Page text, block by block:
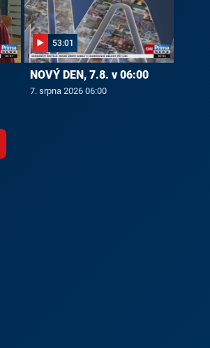
53:01
NOVÝ DEN, 7.8. v 06:00
7. srpna 2026 06:00